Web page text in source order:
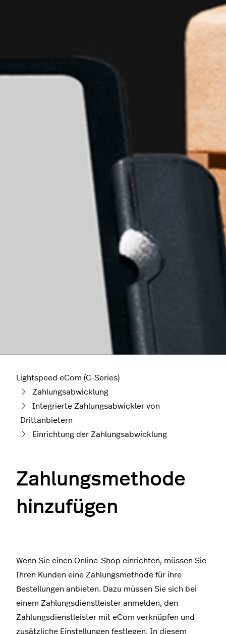
Lightspeed eCom (C-Series)
Zahlungsabwicklung
Integrierte Zahlungsabwickler von
Drittanbietern
Einrichtung der Zahlungsabwicklung
Zahlungsmethode
hinzufügen
Wenn Sie einen Online-Shop einrichten, müssen Sie
Ihren Kunden eine Zahlungsmethode für ihre
Bestellungen anbieten. Dazu müssen Sie sich bei
einem Zahlungsdienstleister anmelden, den
Zahlungsdienstleister mit eCom verknüpfen und
zusätzliche Einstellungen festlegen. In diesem